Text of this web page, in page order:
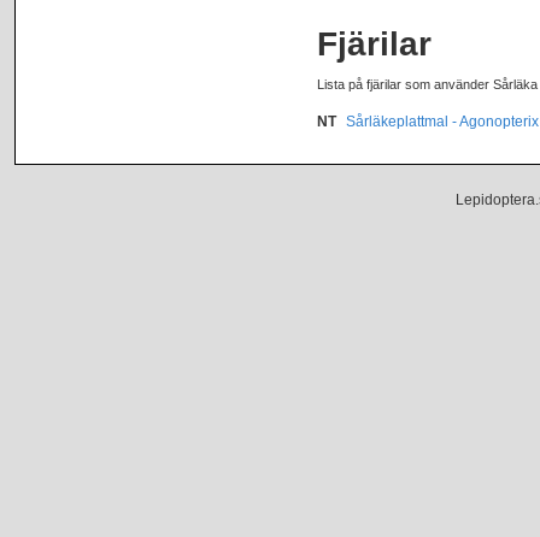
Fjärilar
Lista på fjärilar som använder
NT Sårläkeplattmal -